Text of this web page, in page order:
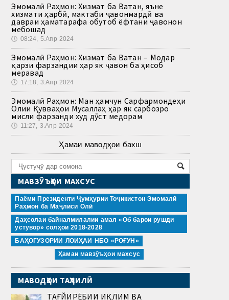
Эмомалӣ Раҳмон: Хизмат ба Ватан, яъне
хизмати ҳарбӣ, мактаби ҷавонмардӣ ва
давраи ҳаматарафа обутоб ёфтани ҷавонон
мебошад
🕔 08:24, 5.Апр 2024
Эмомалӣ Раҳмон: Хизмат ба Ватан – Модар
қарзи фарзандии ҳар як ҷавон ба ҳисоб
меравад
🕔 17:18, 3.Апр 2024
Эмомалӣ Раҳмон: Ман ҳамчун Сарфармондеҳи
Олии Қувваҳои Мусаллаҳ ҳар як сарбозро
мисли фарзанди худ дӯст медорам
🕔 11:27, 3.Апр 2024
Ҳамаи маводҳои бахш
МАВЗӮЪҲОИ МАХСУС
Паёми Президенти Ҷумҳурии Тоҷикистон Эмомалӣ
Раҳмон ба Маҷлиси Олӣ
Даҳсолаи байналмилалии амал «Об барои рушди
устувор» солҳои 2018-2028
БАҲОГУЗОРИИ ЛОИҲАИ НБО «РОҒУН»
Ҳамаи мавзӯъҳои махсус
МАВОДҲОИ ТАҲЛИЛӢ
ТАҒЙИРЁБИИ ИҚЛИМ ВА